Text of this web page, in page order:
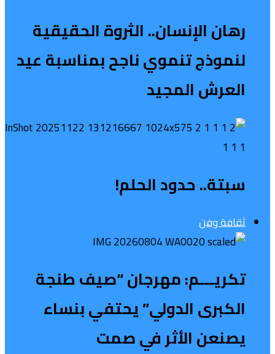
رهان الإنسان.. الثروة الحقيقية
لنموذج تنموي ناجح بمناسبة عيد
العرش المجيد
سبتة.. حدود الحلم!
ثقافة وفن
تكريـــم: مهرجان “صيف طنجة
الكبرى الدولي” يحتفي بنساء
يصنعن الأثر في صمت